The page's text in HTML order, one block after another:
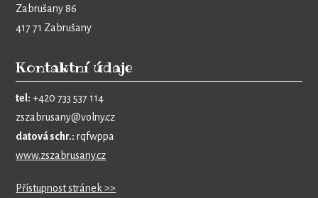
Zabrušany 86
417 71 Zabrušany
Kontaktní údaje
tel: +420 733 537 114
zszabrusany@volny.cz
datová schr.: rqfwppa
www.zszabrusany.cz
Přístupnost stránek >>